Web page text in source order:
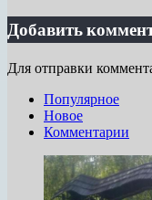
Добавить
Для отправки
Популярное
Новое
Комментарии